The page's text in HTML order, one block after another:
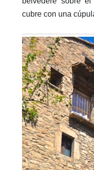
cubre con una